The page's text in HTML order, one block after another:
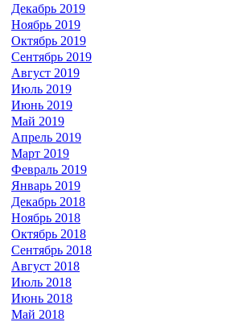
Декабрь 2019
Ноябрь 2019
Октябрь 2019
Сентябрь 2019
Август 2019
Июль 2019
Июнь 2019
Май 2019
Апрель 2019
Март 2019
Февраль 2019
Январь 2019
Декабрь 2018
Ноябрь 2018
Октябрь 2018
Сентябрь 2018
Август 2018
Июль 2018
Июнь 2018
Май 2018